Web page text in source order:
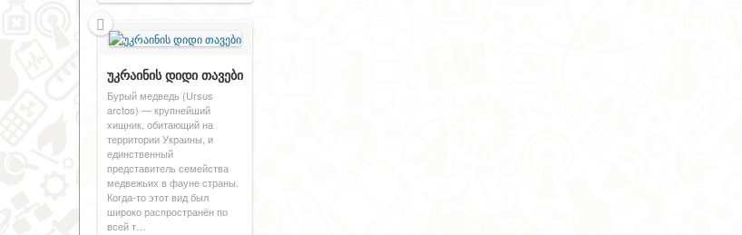
უკრაინის დიდი თავები
Бурый медведь (Ursus
arctos) — крупнейший
хищник, обитающий на
территории Украины, и
единственный
представитель семейства
медвежьих в фауне страны.
Когда-то этот вид был
широко распространён по
всей т…